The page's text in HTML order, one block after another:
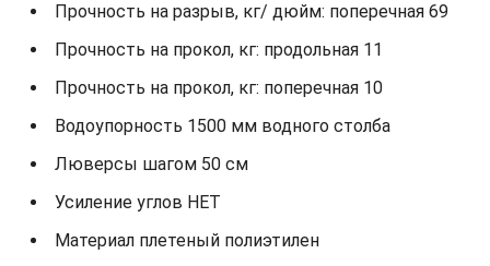
Прочность на разрыв, кг/ дюйм: поперечная 69
Прочность на прокол, кг: продольная 11
Прочность на прокол, кг: поперечная 10
Водоупорность 1500 мм водного столба
Люверсы шагом 50 см
Усиление углов НЕТ
Материал плетеный полиэтилен